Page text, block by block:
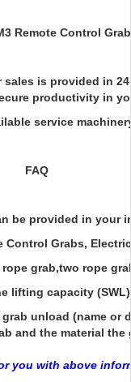
Remote Control
is provided in
productivity in
service
FAQ
be provided in your
Control Grabs,
grab,two rope
lifting capacity
unload (name or
and the material the
you with above